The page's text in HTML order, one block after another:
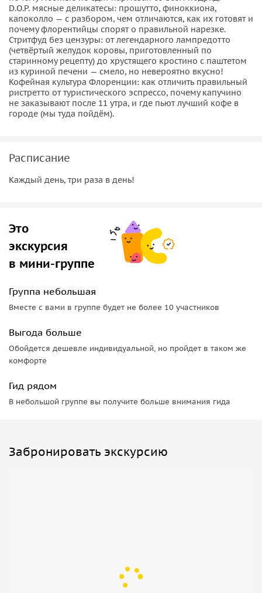
D.O.P. мясные деликатесы: прошутто, финоккиона,
капоколло — с разбором, чем отличаются, как их готовят и
почему флорентийцы спорят о правильной нарезке.
Стритфуд без цензуры: от легендарного лампредотто
(четвёртый желудок коровы, приготовленный по
старинному рецепту) до хрустящего кростино с паштетом
из куриной печени — смело, но невероятно вкусно!
Кофейная культура Флоренции: как отличить правильный
ристретто от туристического эспрессо, почему капучино
не заказывают после 11 утра, и где пьют лучший кофе в
городе (мы туда пойдём).
Расписание
Каждый день, три раза в день!
Это
экскурсия
в мини-группе
Группа небольшая
Вместе с вами в группе будет не более 10 участников
Выгода больше
Обойдется дешевле индивидуальной, но пройдет в таком же
комфорте
Гид рядом
В небольшой группе вы получите больше внимания гида
Забронировать экскурсию